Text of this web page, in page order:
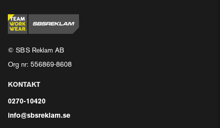
© SBS Reklam AB
Org nr: 556869-8608
KONTAKT
0270-10420
info@sbsreklam.se